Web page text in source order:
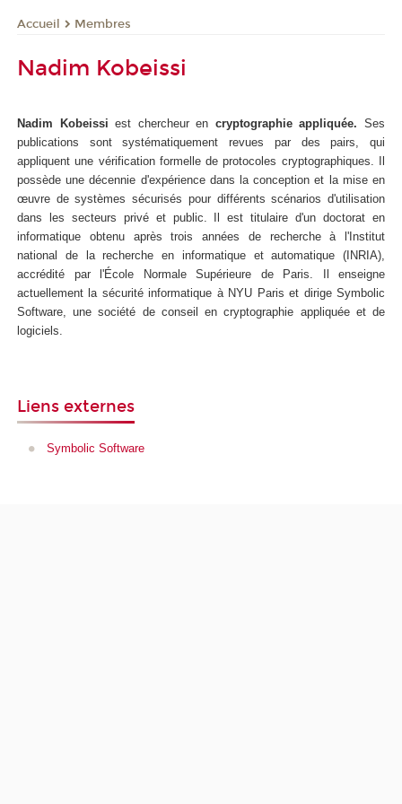
Accueil Membres
Nadim Kobeissi
Nadim Kobeissiest chercheur en cryptographie appliquée. Ses
publications sont systématiquement revues par des pairs, qui
appliquent une vérification formelle de protocoles cryptographiques. Il
possède une décennie d'expérience dans la conception et la mise en
œuvre de systèmes sécurisés pour différents scénarios d'utilisation
dans les secteurs privé et public. Il est titulaire d'un doctorat en
informatique obtenu après trois années de recherche à l'Institut
national de la recherche en informatique et automatique (INRIA),
accrédité par l'École Normale Supérieure de Paris. Il enseigne
actuellement la sécurité informatique à NYU Paris et dirige Symbolic
Software, une société de conseil en cryptographie appliquée et de
logiciels.
Liens externes
Symbolic Software